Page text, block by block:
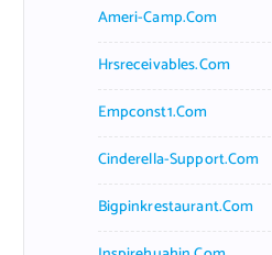
Ameri-Camp.com
Hrsreceivables.com
Empconst1.com
Cinderella-Support.com
Bigpinkrestaurant.com